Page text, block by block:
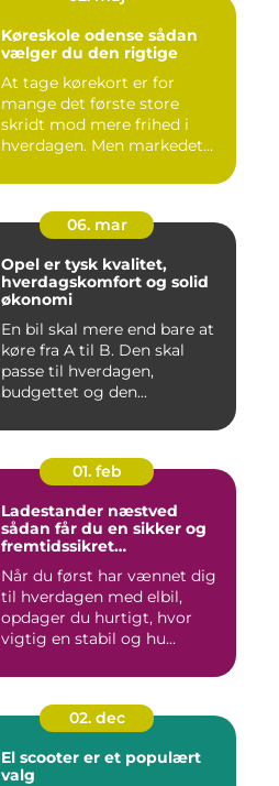
Køreskole odense sådan
vælger du den rigtige
At tage kørekort er for
mange det første store
skridt mod mere frihed i
hverdagen. Men markedet
06. mar
Opel er tysk kvalitet,
hverdagskomfort og solid
økonomi
En bil skal mere end bare at
køre fra A til B. Den skal
passe til hverdagen,
budgettet og den...
01. feb
Ladestander næstved
sådan får du en sikker og
fremtidssikret
Når du først har vænnet dig
til hverdagen med elbil,
opdager du hurtigt, hvor
vigtig en stabil og hu...
02. dec
El scooter er et populært
valg